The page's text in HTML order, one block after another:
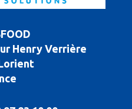
Henry Verrière